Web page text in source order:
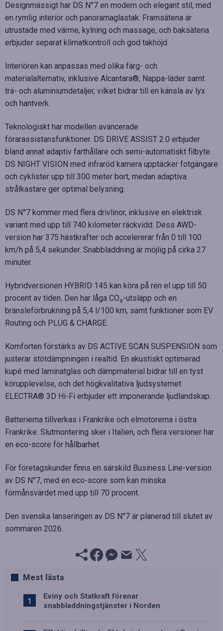
Designmässigt har DS N°7 en modern och elegant stil, med
en rymlig interiör och panoramaglastak. Framsätena är
utrustade med värme, kylning och massage, och baksätena
erbjuder separat klimatkontroll och god takhöjd.
Interiören kan anpassas med olika färg- och
materialalternativ, inklusive Alcantara®, Nappa-läder samt
trä- och aluminiumdetaljer, vilket bidrar till en känsla av lyx
och hantverk.
Teknologiskt har modellen avancerade
förarassistansfunktioner. DS DRIVE ASSIST 2.0 erbjuder
bland annat adaptiv farthållare och semi-automatiskt filbyte.
DS NIGHT VISION med infraröd kamera upptäcker fotgängare
och cyklister upp till 300 meter bort, medan adaptiva
strålkastare ger optimal belysning.
DS N°7 kommer med flera drivlinor, inklusive en elektrisk
variant med upp till 740 kilometer räckvidd. Dess AWD-
version har 375 hästkrafter och accelererar från 0 till 100
km/h på 5,4 sekunder. Snabbladdning är möjlig på cirka 27
minuter.
Hybridversionen HYBRID 145 kan köra på ren el upp till 50
procent av tiden. Den har låga CO₂-utsläpp och en
bränsleförbrukning på 5,4 l/100 km, samt funktioner som EV
Routing och PLUG & CHARGE.
Komforten förstärks av DS ACTIVE SCAN SUSPENSION som
justerar stötdämpningen i realtid. En akustiskt optimerad
kupé med laminatglas och dämpmaterial bidrar till en tyst
körupplevelse, och det högkvalitativa ljudsystemet
ELECTRA® 3D Hi-Fi erbjuder ett imponerande ljudlandskap.
Batterierna tillverkas i Frankrike och elmotorerna i östra
Frankrike. Slutmontering sker i Italien, och flera versioner har
en eco-score för hållbarhet.
För företagskunder finns en särskild Business Line-version
av DS N°7, med en eco-score som kan minska
förmånsvärdet med upp till 70 procent.
Den svenska lanseringen av DS N°7 är planerad till slutet av
sommaren 2026.
Mest lästa
Eviny och Statkraft förenar
snabbladdningstjänster i Norden